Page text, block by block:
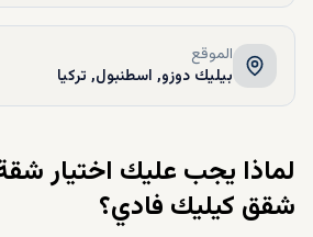
الموقع
بيليك دوزو, اسطنبول, تركيا
لماذا يجب عليك اختيار
شقق كيليك فادي؟